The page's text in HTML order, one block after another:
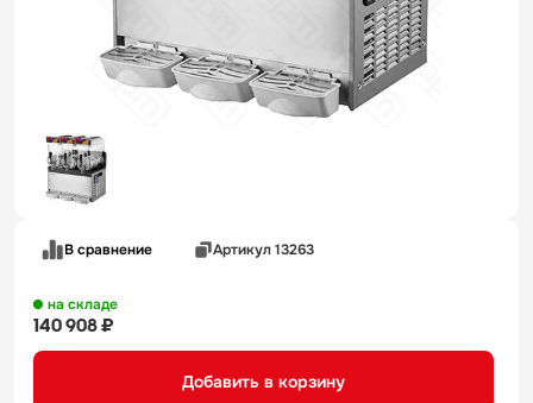
В сравнение Артикул 13263
на складе
140 908 ₽
Добавить в корзину